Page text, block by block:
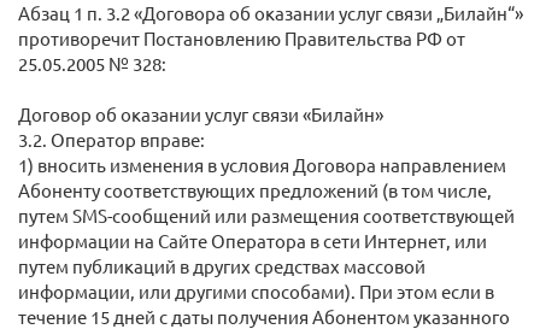
Абзац 1 п. 3.2 «Договора об оказании услуг связи „Билайн“»
противоречит Постановлению Правительства РФ от
25.05.2005 № 328:
Договор об оказании услуг связи «Билайн»
3.2. Оператор вправе:
1) вносить изменения в условия Договора направлением
Абоненту соответствующих предложений (в том числе,
путем SMS-сообщений или размещения соответствующей
информации на Сайте Оператора в сети Интернет, или
путем публикаций в других средствах массовой
информации, или другими способами). При этом если в
течение 15 дней с даты получения Абонентом указанного